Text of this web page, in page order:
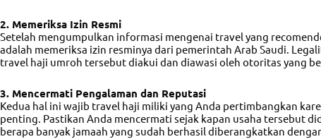
2. Memeriksa Izin Resmi
Setelah mengumpulkan informasi mengenai travel yang
adalah memeriksa izin resminya dari pemerintah Arab Saudi.
travel haji umroh tersebut diakui dan diawasi oleh otoritas yang
3. Mencermati Pengalaman dan Reputasi
Kedua hal ini wajib travel haji miliki yang Anda pertimbangkan
penting. Pastikan Anda mencermati sejak kapan usaha tersebut
berapa banyak jamaah yang sudah berhasil diberangkatkan